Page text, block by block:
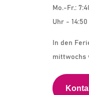
Mo.-Fr.:
Uhr - 14:50
In den
mittwochs